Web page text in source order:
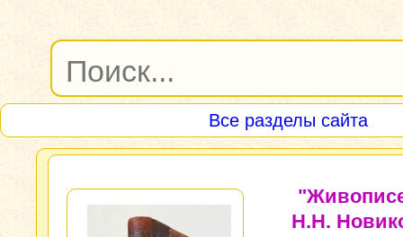
Все разделы сайта
Н.Н.